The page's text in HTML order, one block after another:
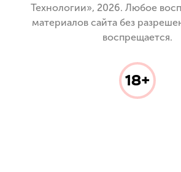
Технологии», 2026. Любое
материалов сайта без
воспрещается.
18+